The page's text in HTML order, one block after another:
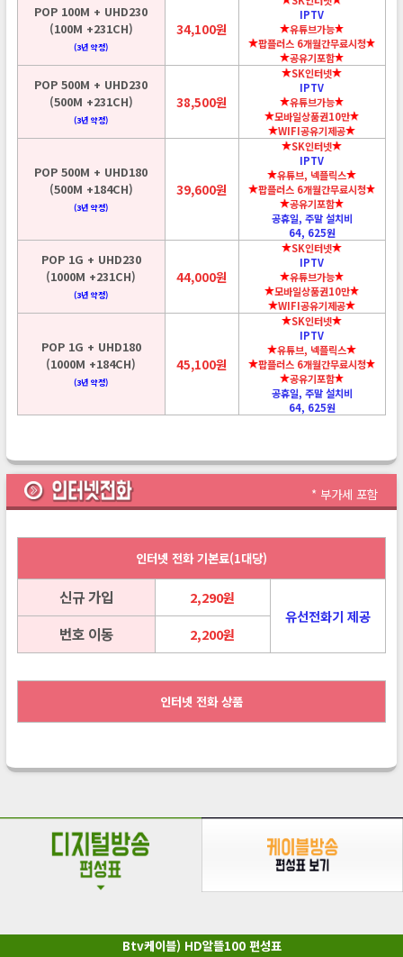
POP 100M + UHD230
(100M +231CH)
(3년 약정)
34,100원
IPTV
유튜브가능
팝플러스 6개월간무료시청
공유기포함
POP 500M + UHD230
(500M +231CH)
(3년 약정)
38,500원
SK인터넷
IPTV
유튜브가능
모바일상품권10만
WIFI공유기제공
POP 500M + UHD180
(500M +184CH)
(3년 약정)
39,600원
SK인터넷
IPTV
유튜브, 넥플릭스
팝플러스 6개월간무료시청
공유기포함
공휴일, 주말 설치비
64, 625원
POP 1G + UHD230
(1000M +231CH)
(3년 약정)
44,000원
SK인터넷
IPTV
유튜브가능
모바일상품권10만
WIFI공유기제공
POP 1G + UHD180
(1000M +184CH)
(3년 약정)
45,100원
SK인터넷
IPTV
유튜브, 넥플릭스
팝플러스 6개월간무료시청
공유기포함
공휴일, 주말 설치비
64, 625원
* 부가세 포함
인터넷 전화 기본료(1대당)
신규 가입
2,290원
유선전화기 제공
번호 이동 2,200원
인터넷 전화 상품
Btv케이블) HD알뜰100 편성표